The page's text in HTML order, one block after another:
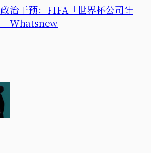
治干预：FIFA「世界杯公司计
Whatsnew